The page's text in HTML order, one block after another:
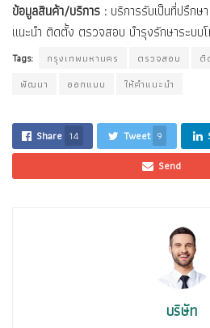
ข้อมูลสินค้า/บริการ : บริการรับเป็นที่ปรึก
แนะนำ ติดตั้ง ตรวจสอบ บำรุงรักษาระบบ
Tags: กรุงเทพมหานคร ตรวจสอบ ติ
พัฒนา
ออกแบบ ให้คำแนะนำ
Share 14 Tweet 9
Send
บริษัท